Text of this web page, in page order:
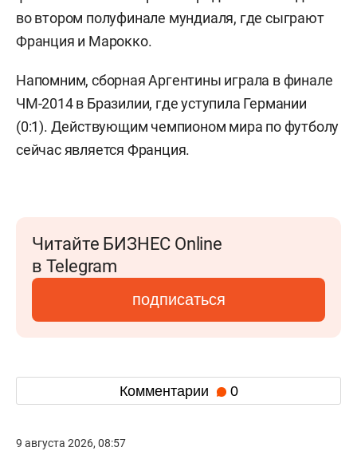
во втором полуфинале мундиаля, где сыграют
Франция и Марокко.
Напомним, сборная Аргентины играла в финале
ЧМ-2014 в Бразилии, где уступила Германии
(0:1). Действующим чемпионом мира по футболу
сейчас является Франция.
Читайте БИЗНЕС Online
в Telegram
подписаться
Комментарии 0
9 августа 2026, 08:57